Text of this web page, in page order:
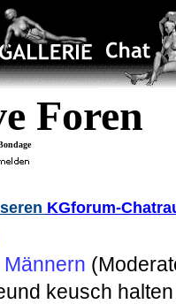
Foren
KGforum-
keusch halten